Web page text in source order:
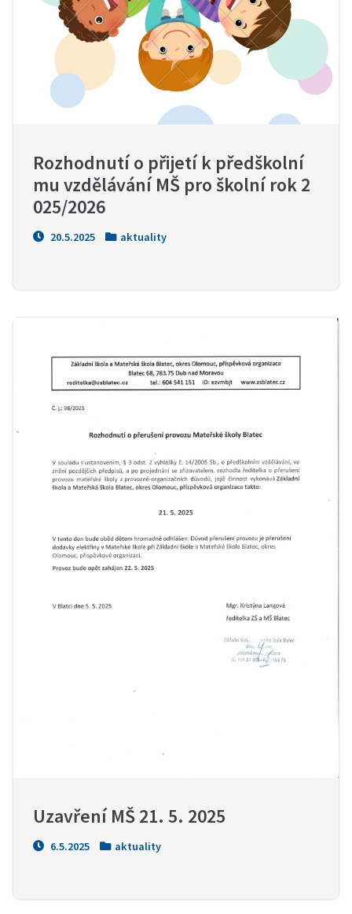
Rozhodnutí o přijetí k předškolní
mu vzdělávání MŠ pro školní rok 2
025/2026
20.5.2025 aktuality
Uzavření MŠ 21. 5. 2025
6.5.2025 aktuality